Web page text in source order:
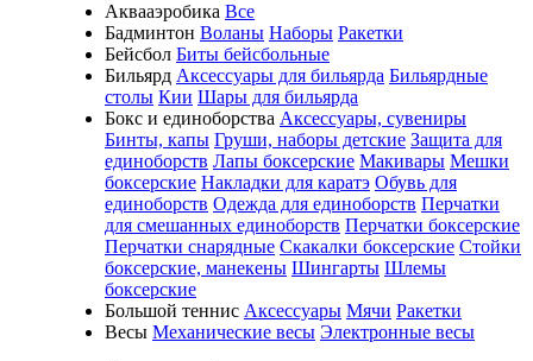
Аквааэробика Все
Бадминтон Воланы Наборы Ракетки
Бейсбол Биты бейсбольные
Бильярд Аксессуары для бильярда Бильярдные
столы Кии Шары для бильярда
Бокс и единоборства Аксессуары, сувениры
Бинты, капы Груши, наборы детские Защита для
единоборств Лапы боксерские Макивары Мешки
боксерские Накладки для каратэ Обувь для
единоборств Одежда для единоборств Перчатки
для смешанных единоборств Перчатки боксерские
Перчатки снарядные Скакалки боксерские Стойки
боксерские, манекены Шингарты Шлемы
боксерские
Большой теннис Аксессуары Мячи Ракетки
Весы Механические весы Электронные весы